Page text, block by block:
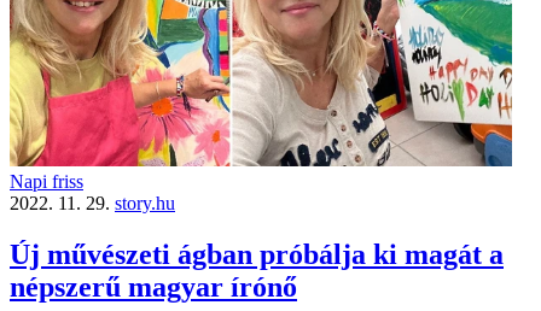
Napi friss
2022. 11. 29. story.hu
Új művészeti ágban próbálja ki magát a
népszerű magyar írónő